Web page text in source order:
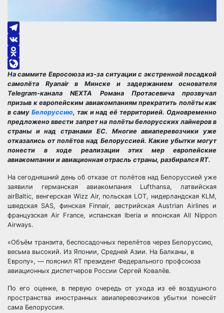
Telegram
VK
Odnoklassniki
LiveJournal
На саммите Евросоюза из-за ситуации с экстренной посадкой
самолёта Ryanair в Минске и задержанием основателя
Telegram-канала NEXTA Романа Протасевича прозвучал
призыв к европейским авиакомпаниям прекратить полёты как
в саму Белоруссию, так и над её территорией. Одновременно
предложено ввести запрет на полёты белорусских лайнеров в
страны и над странами ЕС. Многие авиаперевозчики уже
отказались от полётов над Белоруссией. Какие убытки могут
понести в ходе реализации этих мер европейские
авиакомпании и авиационная отрасль страны, разбирался RT.
На сегодняшний день об отказе от полётов над Белоруссией уже
заявили германская авиакомпания Lufthansa, латвийская
airBaltic, венгерская Wizz Air, польская LOT, нидерландская KLM,
шведская SAS, финская Finnair, австрийская Austrian Airlines и
французская Air France, испанская Iberia и японская All Nippon
Airways.
«Объём транзита, беспосадочных перелётов через Белоруссию,
весьма высокий. Из Японии, Средней Азии. На Балканы, в
Европу», — пояснил RT президент Федерального профсоюза
авиационных диспетчеров России Сергей Ковалёв.
По его оценке, в первую очередь от ухода из её воздушного
пространства иностранных авиаперевозчиков убытки понесёт
сама Белоруссия.